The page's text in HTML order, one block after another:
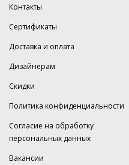
Контакты
Сертификаты
Доставка и оплата
Дизайнерам
Скидки
Политика конфиденциальности
Согласие на обработку
персональных данных
Вакансии